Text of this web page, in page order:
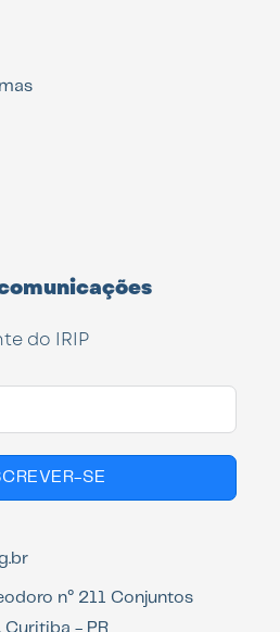
do IRIP
SE
n° 211 Conjuntos
Curitiba - PR